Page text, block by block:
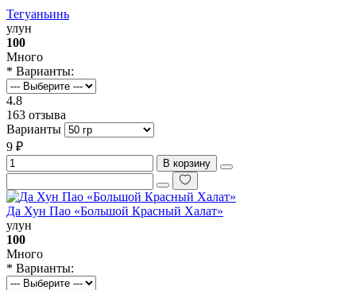
Тегуаньинь
улун
100
Много
* Варианты:
4.8
163 отзыва
Варианты
9 ₽
В корзину
Да Хун Пао «Большой Красный Халат»
улун
100
Много
* Варианты: